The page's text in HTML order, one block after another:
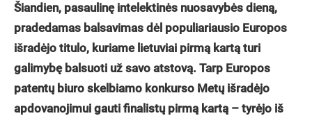
Šiandien, pasaulinę intelektinės nuosavybės dieną,
pradedamas balsavimas dėl populiariausio Europos
išradėjo titulo, kuriame lietuviai pirmą kartą turi
galimybę balsuoti už savo atstovą. Tarp Europos
patentų biuro skelbiamo konkurso Metų išradėjo
apdovanojimui gauti finalistų pirmą kartą – tyrėjo iš